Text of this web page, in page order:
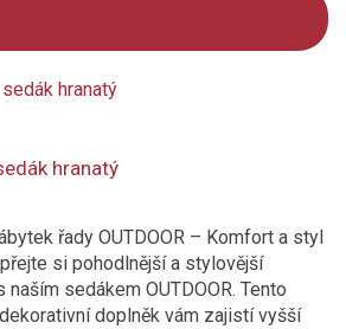
hranatý
řady OUTDOOR – Komfort a styl
si pohodlnější a stylovější
naším sedákem OUTDOOR. Tento
doplněk vám zajistí vyšší